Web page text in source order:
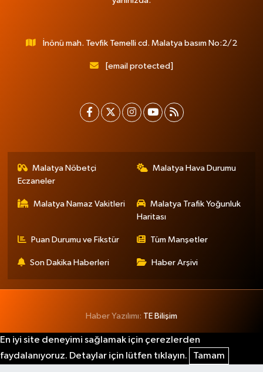
İnönü mah. Tevfik Temelli cd. Malatya basım No:2/2
[email protected]
Malatya Nöbetçi
Eczaneler
Malatya Hava Durumu
Malatya Namaz Vakitleri
Malatya Trafik Yoğunluk
Haritası
Puan Durumu ve Fikstür Tüm Manşetler
Son Dakika Haberleri Haber Arşivi
Haber Yazılımı: TE Bilişim
En iyi site deneyimi sağlamak için çerezlerden
faydalanıyoruz. Detaylar için lütfen tıklayın.
Tamam